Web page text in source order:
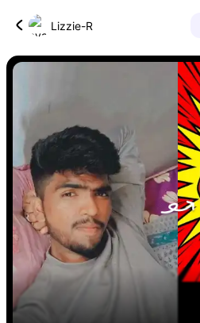
Lizzie-R